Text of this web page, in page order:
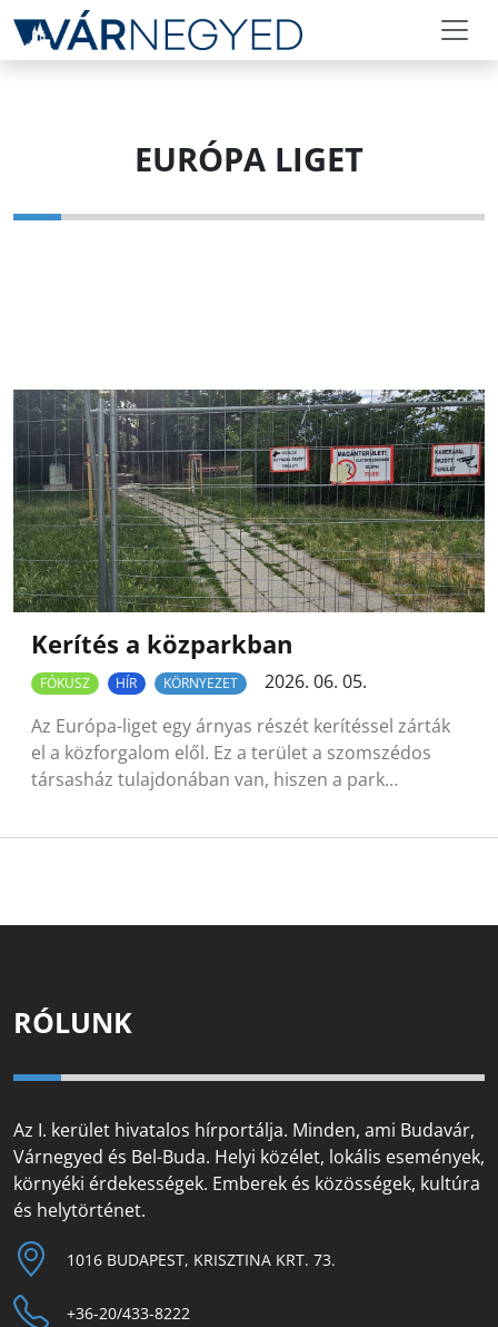
EURÓPA LIGET
Kerítés a közparkban
FÓKUSZ HÍR KÖRNYEZET
2026. 06. 05.
Az Európa-liget egy árnyas részét kerítéssel zárták
el a közforgalom elől. Ez a terület a szomszédos
társasház tulajdonában van, hiszen a park…
RÓLUNK
Az I. kerület hivatalos hírportálja. Minden, ami Budavár,
Várnegyed és Bel-Buda. Helyi közélet, lokális események,
környéki érdekességek. Emberek és közösségek, kultúra
és helytörténet.
1016 BUDAPEST, KRISZTINA KRT. 73.
+36-20/433-8222